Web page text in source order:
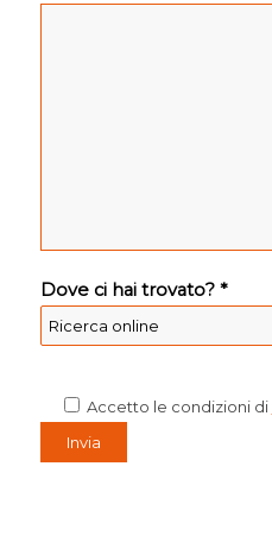
Dove ci hai trovato? *
Accetto le condizioni di